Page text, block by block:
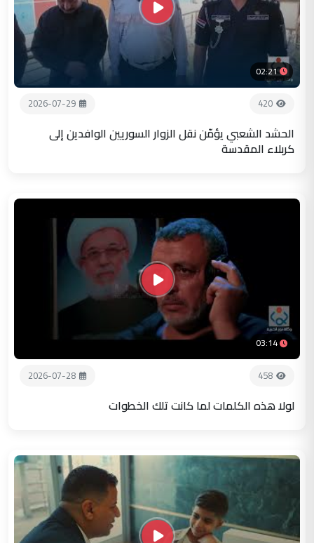
02:21
420
2026-07-29
الحشد الشعبي يؤمّن نقل الزوار السوريين الوافدين إلى
كربلاء المقدسة
03:14
458
2026-07-28
لولا هذه الكلمات لما كانت تلك الخطوات